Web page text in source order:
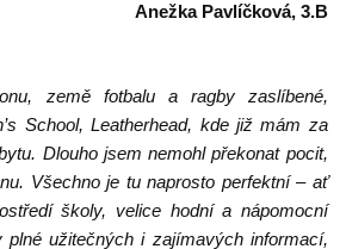
Anežka Pavlíčková, 3.B
země fotbalu a ragby zaslíbené,
School, Leatherhead, kde již mám za
Dlouho jsem nemohl překonat pocit,
Všechno je tu naprosto perfektní – ať
školy, velice hodní a nápomocní
plné užitečných i zajímavých informací,